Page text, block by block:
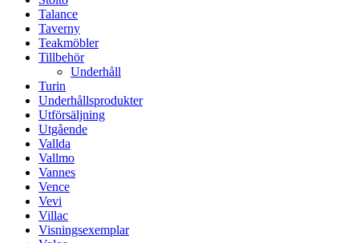
Talance
Taverny
Teakmöbler
Tillbehör
Underhåll
Turin
Underhållsprodukter
Utförsäljning
Utgående
Vallda
Vallmo
Vannes
Vence
Vevi
Villac
Visningsexemplar